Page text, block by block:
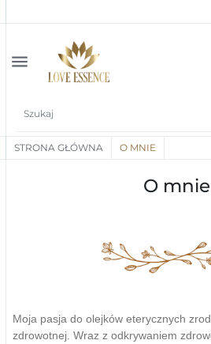
menu
STRONA GŁÓWNA O MNIE
O mnie
Moja pasja do olejków eterycznych
zdrowotnej. Wraz z odkrywaniem